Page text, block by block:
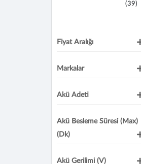
(39)
Fiyat Aralığı
Markalar
Akü Adeti
Akü Besleme Süresi (max)
(dk)
Akü Gerilimi (V)